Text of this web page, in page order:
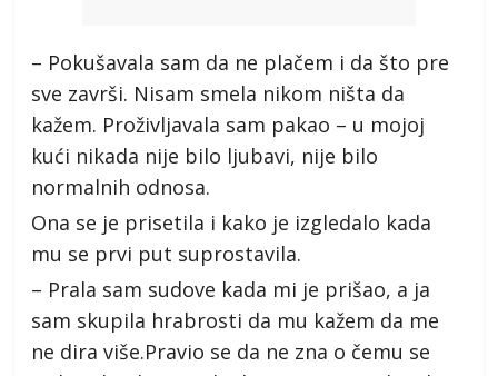
– Pokušavala sam da ne plačem i da što pre
sve završi. Nisam smela nikom ništa da
kažem. Proživljavala sam pakao – u mojoj
kući nikada nije bilo ljubavi, nije bilo
normalnih odnosa.
Ona se je prisetila i kako je izgledalo kada
mu se prvi put suprostavila.
– Prala sam sudove kada mi je prišao, a ja
sam skupila hrabrosti da mu kažem da me
ne dira više.Pravio se da ne zna o čemu se